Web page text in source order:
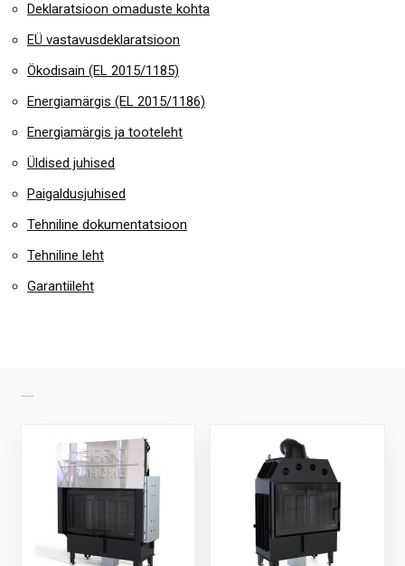
Deklaratsioon omaduste kohta
EÜ vastavusdeklaratsioon
Ökodisain (EL 2015/1185)
Energiamärgis (EL 2015/1186)
Energiamärgis ja tooteleht
Üldised juhised
Paigaldusjuhised
Tehniline dokumentatsioon
Tehniline leht
Garantiileht